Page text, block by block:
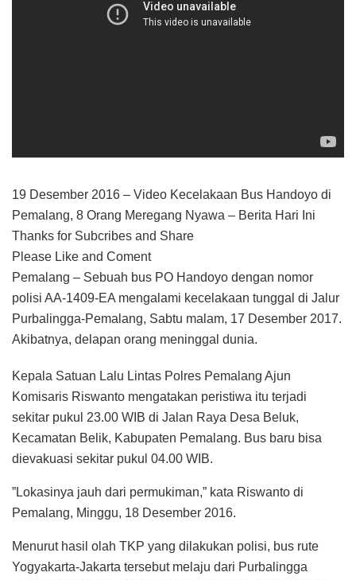
19 Desember 2016 – Video Kecelakaan Bus Handoyo di
Pemalang, 8 Orang Meregang Nyawa – Berita Hari Ini
Thanks for Subcribes and Share
Please Like and Coment
Pemalang – Sebuah bus PO Handoyo dengan nomor
polisi AA-1409-EA mengalami kecelakaan tunggal di Jalur
Purbalingga-Pemalang, Sabtu malam, 17 Desember 2017.
Akibatnya, delapan orang meninggal dunia.
Kepala Satuan Lalu Lintas Polres Pemalang Ajun
Komisaris Riswanto mengatakan peristiwa itu terjadi
sekitar pukul 23.00 WIB di Jalan Raya Desa Beluk,
Kecamatan Belik, Kabupaten Pemalang. Bus baru bisa
dievakuasi sekitar pukul 04.00 WIB.
”Lokasinya jauh dari permukiman,” kata Riswanto di
Pemalang, Minggu, 18 Desember 2016.
Menurut hasil olah TKP yang dilakukan polisi, bus rute
Yogyakarta-Jakarta tersebut melaju dari Purbalingga